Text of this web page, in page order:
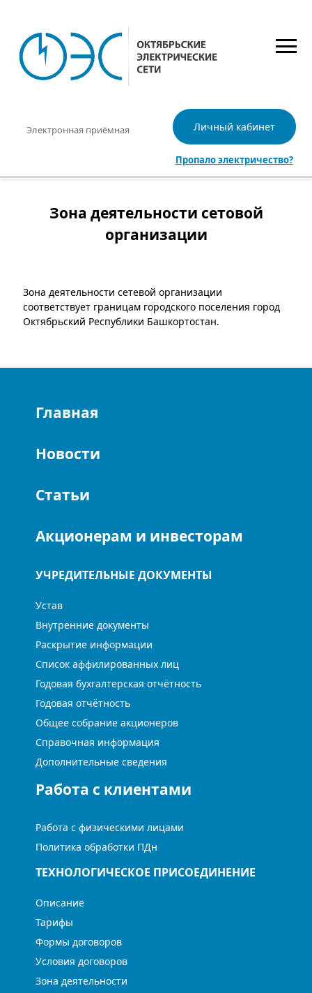
Электронная приёмная Личный кабинет
Пропало электричество?
Зона деятельности сетовой
организации
Зона деятельности сетевой организации
соответствует границам городского поселения город
Октябрьский Республики Башкортостан.
Главная
Новости
Статьи
Акционерам и инвесторам
УЧРЕДИТЕЛЬНЫЕ ДОКУМЕНТЫ
Устав
Внутренние документы
Раскрытие информации
Список аффилированных лиц
Годовая бухгалтерская отчётность
Годовая отчётность
Общее собрание акционеров
Справочная информация
Дополнительные сведения
Работа с клиентами
Работа с физическими лицами
Политика обработки ПДн
ТЕХНОЛОГИЧЕСКОЕ ПРИСОЕДИНЕНИЕ
Описание
Тарифы
Формы договоров
Условия договоров
Зона деятельности